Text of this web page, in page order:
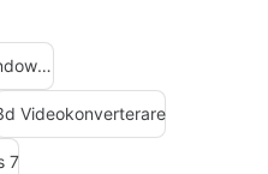
Video Till Mp4-omvandlare För Windows 7
Videokonverterare
7